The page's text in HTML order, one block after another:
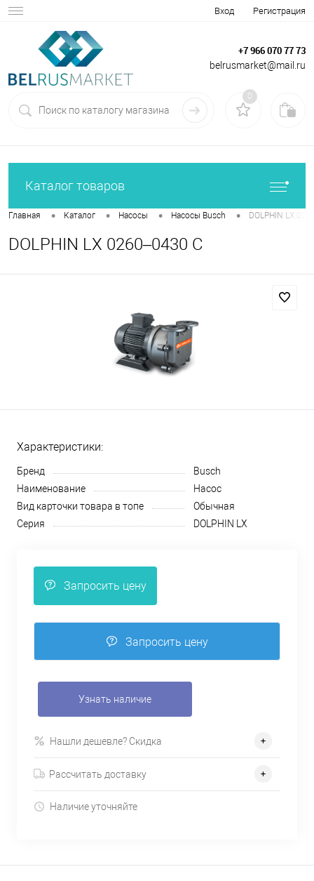
Вход Регистрация
+7 966 070 77 73
belrusmarket@mail.ru
0
Каталог товаров
Главная • Каталог • Насосы • Насосы Busch • DOLPHIN LX
DOLPHIN LX 0260–0430 C
Характеристики:
Бренд
Busch
Наименование
Насос
Вид карточки товара в топе
Обычная
Серия
DOLPHIN LX
Запросить цену
Запросить цену
Узнать наличие
Нашли дешевле? Скидка
Рассчитать доставку
Наличие уточняйте